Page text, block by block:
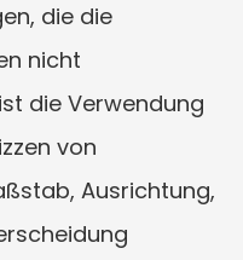
die die
nicht
die Verwendung
von
Ausrichtung,